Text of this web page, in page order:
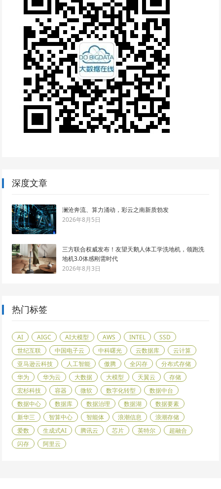
深度文章
澜沧奔流、算力涌动，彩云之南新质勃发
2026年8月5日
三方联合权威发布！友望天鹅人体工学洗地机，领跑洗
地机3.0体感刚需时代
2026年8月3日
热门标签
AI AIGC AI大模型 AWS INTEL
SSD
世纪互联
中国电子云 中科曙光 云数据库
云计算
亚马逊云科技
人工智能 傲腾 全闪存
分布式存储
华为
华为云 大数据 大模型 天翼云
存储
宏杉科技
容器 微软 数字化转型
数据中台
数据中心
数据库 数据治理 数据湖
数据要素
新华三
智算中心 智能体 浪潮信息
浪潮存储
爱数
生成式AI 腾讯云 芯片 英特尔
超融合
闪存
阿里云